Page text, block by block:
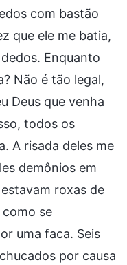
com bastão
que ele me batia,
Enquanto
Não é tão legal,
Deus que venha
todos os
A risada deles me
demônios em
roxas de
se
uma faca. Seis
por causa